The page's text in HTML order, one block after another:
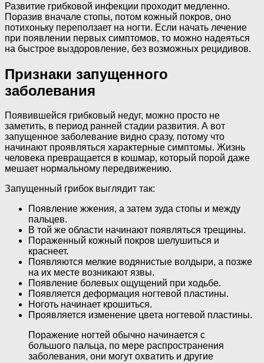
Развитие грибковой инфекции проходит медленно.
Поразив вначале стопы, потом кожный покров, оно
потихоньку переползает на ногти. Если начать лечение
при появлении первых симптомов, то можно надеяться
на быстрое выздоровление, без возможных рецидивов.
Признаки запущенного
заболевания
Появившейся грибковый недуг, можно просто не
заметить, в период ранней стадии развития. А вот
запущенное заболевание видно сразу, потому что
начинают проявляться характерные симптомы. Жизнь
человека превращается в кошмар, который порой даже
мешает нормальному передвижению.
Запущенный грибок выглядит так:
Появление жжения, а затем зуда стопы и между
пальцев.
В той же области начинают появляться трещины.
Пораженный кожный покров шелушиться и
краснеет.
Появляются мелкие водянистые волдыри, а позже
на их месте возникают язвы.
Появление болевых ощущений при ходьбе.
Появляется деформация ногтевой пластины.
Ноготь начинает крошиться.
Проявляется изменение цвета ногтевой пластины.
Поражение ногтей обычно начинается с
большого пальца, по мере распространения
заболевания, они могут охватить и другие